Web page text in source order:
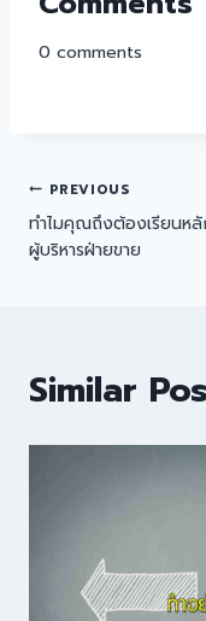
0 comments
PREVIOUS
ทำไมคุณถึงต้องเรียนห
ผู้บริหารฝ่ายขาย
Similar